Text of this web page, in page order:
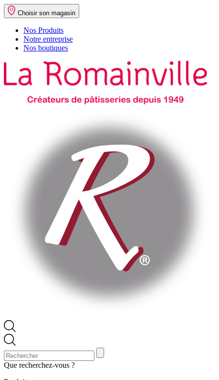
Choisir son magasin
Nos Produits
Notre entreprise
Nos boutiques
Que recherchez-vous ?